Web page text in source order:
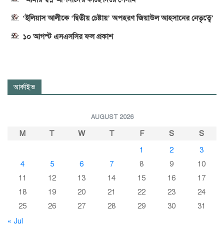
‘ইলিয়াস আলীকে ‘দ্বিতীয় চেষ্টায়’ অপহরণ জিয়াউল আহসানের নেতৃত্বে’
১০ আগস্ট এসএসসির ফল প্রকাশ
আর্কাইভ
AUGUST 2026
M T W T F S
S
1
2
3
4
5 6 7 8 9
10
11
12 13 14 15 16
17
18
19 20 21 22 23
24
25
26 27 28 29 30
31
« Jul